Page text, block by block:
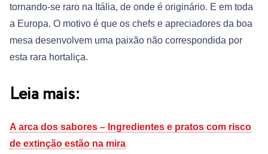
tornando-se raro na Itália, de onde é originário. E em toda
a Europa. O motivo é que os chefs e apreciadores da boa
mesa desenvolvem uma paixão não correspondida por
esta rara hortaliça.
Leia mais:
A arca dos sabores – Ingredientes e pratos com risco
de extinção estão na mira